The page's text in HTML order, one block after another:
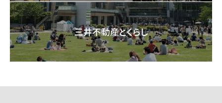
三井不動産とくらし